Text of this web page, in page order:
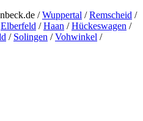
/Wuppertal /Remscheid /
Elberfeld /Haan /Hückeswagen /
/ Solingen /Vohwinkel /